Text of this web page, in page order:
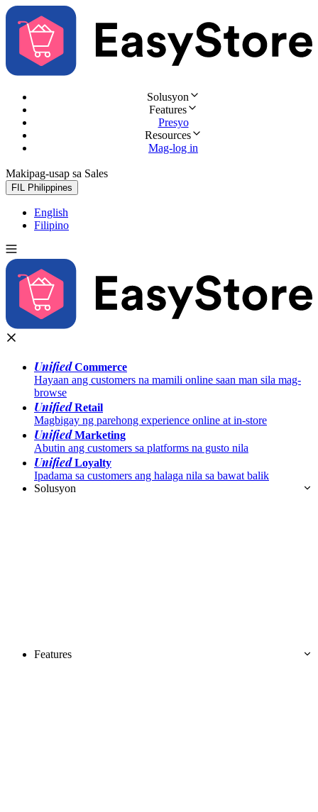
Solusyon
Features
Presyo
Resources
Mag-log in
Makipag-usap sa Sales
FIL Philippines
English
Filipino
UnifiedCommerce
Hayaan ang customers na mamili online saan man sila mag-
browse
UnifiedRetail
Magbigay ng parehong experience online at in-store
UnifiedMarketing
Abutin ang customers sa platforms na gusto nila
UnifiedLoyalty
Ipadama sa customers ang halaga nila sa bawat balik
Solusyon
Features